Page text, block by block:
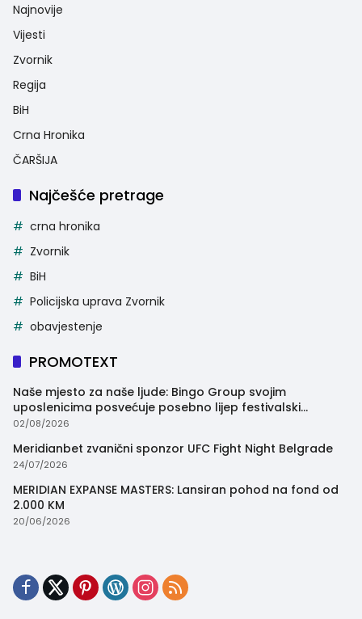
Najnovije
Vijesti
Zvornik
Regija
BiH
Crna Hronika
ČARŠIJA
Najčešće pretrage
crna hronika
Zvornik
BiH
Policijska uprava Zvornik
obavjestenje
PROMOTEXT
Naše mjesto za naše ljude: Bingo Group svojim
uposlenicima posvećuje posebno lijep festivalski
trenutak
02/08/2026
Meridianbet zvanični sponzor UFC Fight Night Belgrade
24/07/2026
MERIDIAN EXPANSE MASTERS: Lansiran pohod na fond od
2.000 KM
20/06/2026